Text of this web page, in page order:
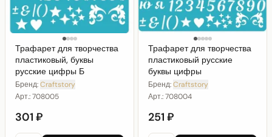
Трафарет для творчества
пластиковый, буквы
русские цифры Б
Бренд:Craftstory
Арт.:708005
301 ₽
Трафарет для творчества
пластиковый русские
буквы цифры
Бренд:Craftstory
Арт.:708004
251 ₽